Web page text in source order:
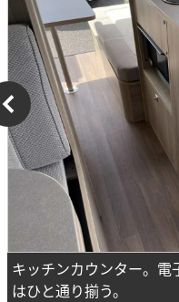
キッチンカウンター。
はひと通り揃う。